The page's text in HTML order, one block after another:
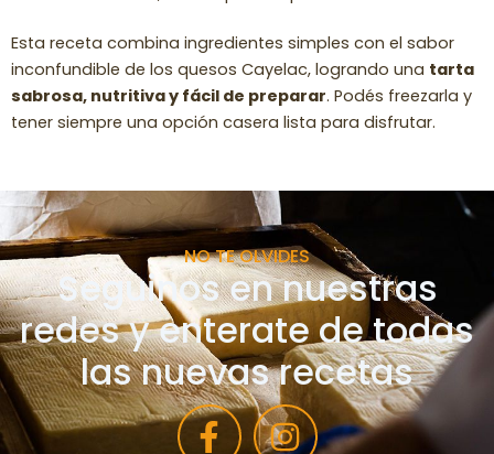
Esta receta combina ingredientes simples con el sabor
inconfundible de los quesos Cayelac, logrando una tarta
sabrosa, nutritiva y fácil de preparar. Podés freezarla y
tener siempre una opción casera lista para disfrutar.
NO TE OLVIDES
Seguinos en nuestras
redes y enterate de todas
las nuevas recetas
F
I